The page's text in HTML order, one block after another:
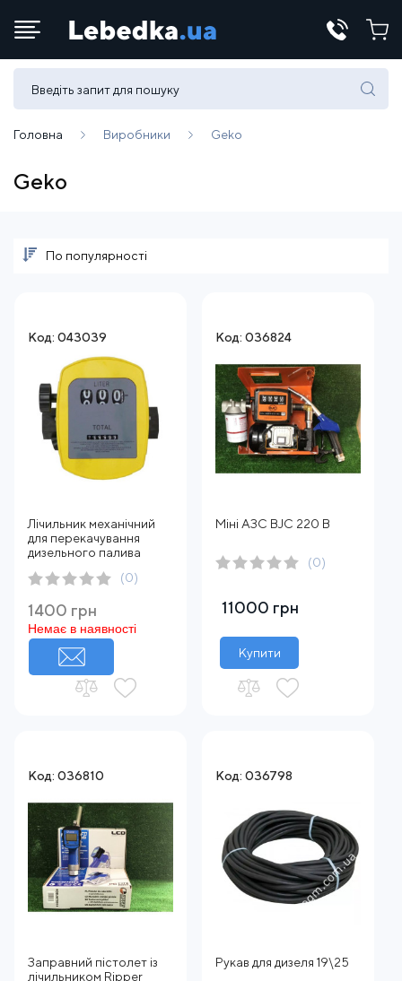
Телефони:
(067) 430 82-15
Головна Виробники Geko
Geko
По популярності
Код: 043039
Лічильник механічний
для перекачування
дизельного палива
(0)
1400 грн
Немає в наявності
Код: 036824
Міні АЗС BJC 220 В
(0)
11000 грн
Купити
Код: 036810
Заправний пістолет із
лічильником Ripper
Код: 036798
Рукав для дизеля 19\25